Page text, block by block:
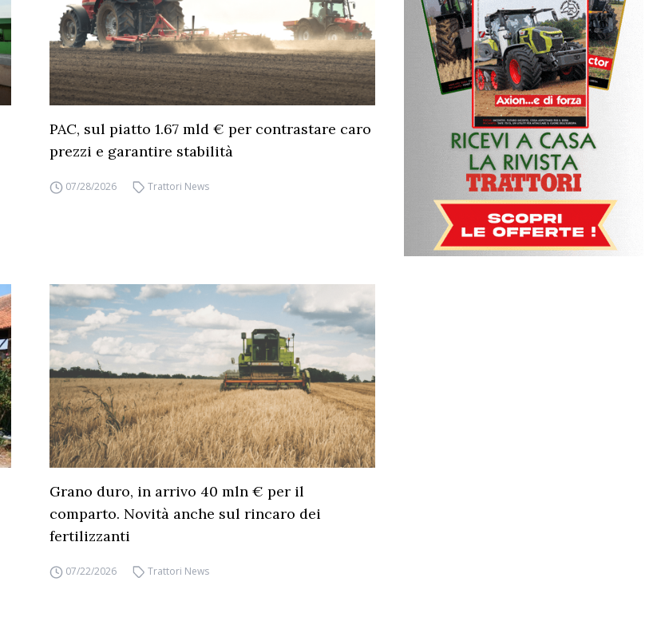
PAC, sul piatto 1.67 mld € per contrastare caro
prezzi e garantire stabilità
07/28/2026 Trattori News
Grano duro, in arrivo 40 mln € per il
comparto. Novità anche sul rincaro dei
fertilizzanti
07/22/2026 Trattori News